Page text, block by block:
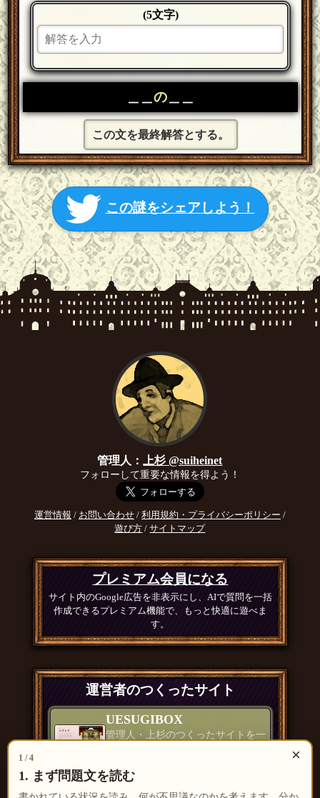
×
1 / 4
1. まず問題文を読む
(5文字)
の
この文を最終解答とする。
この謎をシェアしよう！
管理人：上杉 @suiheinet
フォローして重要な情報を得よう！
運営情報 / お問い合わせ/ 利用規約・プライバシーポリシー /
遊び方 /サイトマップ
プレミアム会員になる
サイト内のGoogle広告を非表示にし、AIで質問を一括
作成できるプレミアム機能で、もっと快適に遊べま
す。
運営者のつくったサイト
UESUGIBOX
管理人・上杉のつくったサイトを一
つくったもの一覧 ＞